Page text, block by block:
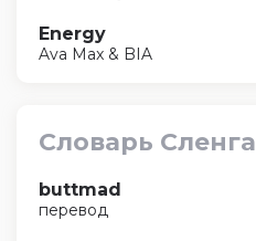
Energy
Ava Max & BIA
Словарь Сленга
buttmad
перевод